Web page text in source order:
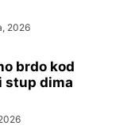
2026
brdo kod
stup dima